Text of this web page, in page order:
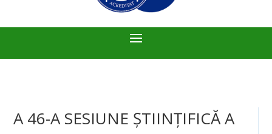
A 46-A SESIUNE ȘTIINȚIFICĂ A